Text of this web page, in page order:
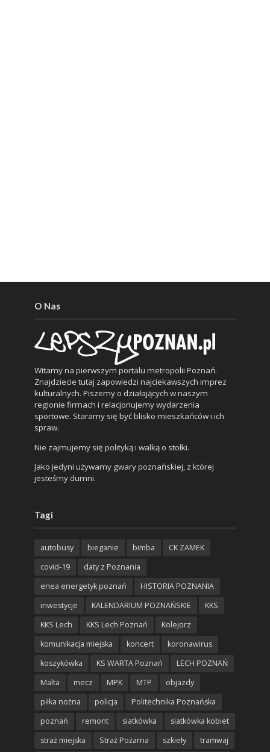
O Nas
Witamy na pierwszym portalu metropolii Poznań.
Znajdziecie tutaj zapowiedzi najciekawszych imprez
kulturalnych. Piszemy o działających w naszym
regionie firmach i relacjonujemy wydarzenia
sportowe. Staramy się być blisko mieszkańców i ich
spraw.
Nie zajmujemy się polityką i walką o stołki.
Jako jedyni używamy gwary poznańskiej, z której
jesteśmy dumni.
Tagi
autobusy bieganie bimba
CK ZAMEK
covid-19
daty z Poznania
enea energetyk poznań
HISTORIA POZNANIA
inwestycje
KALENDARIUM POZNAŃSKIE
KKS
KKS Lech
KKS Lech Poznań
Kolejorz
komunikacja miejska
koncert
koronawirus
koszykówka
KS WARTA Poznań
LECH POZNAŃ
Malta
mecz MPK MTP
objazdy
piłka nożna
policja
Politechnika Poznańska
poznań
remont siatkówka
siatkówka kobiet
straż miejska
Straż Pożarna szkieły tramwaj